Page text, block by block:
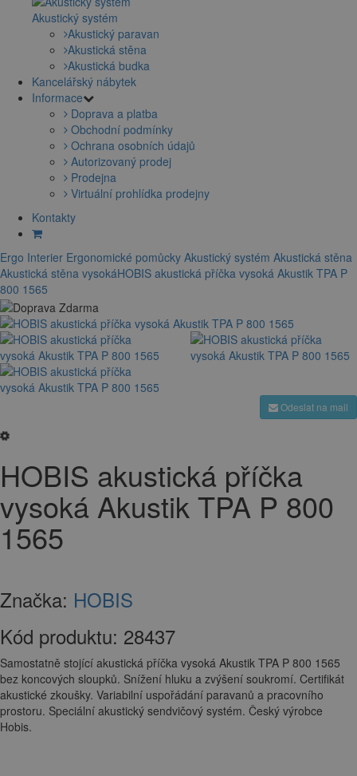
Akustický systém
Akustický paravan
Akustická stěna
Akustická budka
Kancelářský nábytek
Informace
Doprava a platba
Obchodní podmínky
Ochrana osobních údajů
Autorizovaný prodej
Prodejna
Virtuální prohlídka prodejny
Kontakty
Ergo Interier Ergonomické pomůcky Akustický systém Akustická stěna
Akustická stěna vysokáHOBIS akustická příčka vysoká Akustik TPA P
800 1565
Odeslat na mail
HOBIS akustická příčka
vysoká Akustik TPA P 800
1565
Značka: HOBIS
Kód produktu: 28437
Samostatně stojící akustická příčka vysoká Akustik TPA P 800 1565
bez koncových sloupků. Snížení hluku a zvýšení soukromí. Certifikát
akustické zkoušky. Variabilní uspořádání paravanů a pracovního
prostoru. Speciální akustický sendvičový systém. Český výrobce
Hobis.